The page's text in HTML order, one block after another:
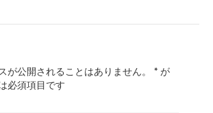
が公開されることはありません。 * が
必須項目です